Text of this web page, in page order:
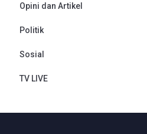
Opini dan Artikel
Politik
Sosial
TV LIVE